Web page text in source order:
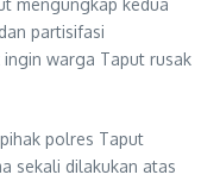
mengungkap kedua
partisifasi
warga Taput rusak
polres Taput
sekali dilakukan atas